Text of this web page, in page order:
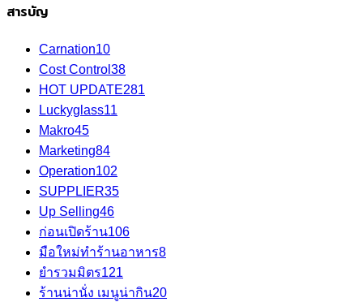
สารบัญ
Carnation10
Cost Control 38
HOT UPDATE281
Luckyglass11
Makro45
Marketing84
Operation102
SUPPLIER35
Up Selling46
ก่อนเปิดร้าน106
มือใหม่ทำร้านอาหาร8
ยำรวมมิตร121
ร้านน่านั่ง เมนูน่ากิน20